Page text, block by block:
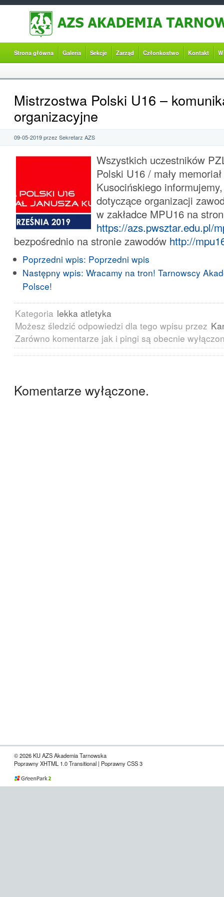
Strona główna Galeria Sekcje Zarząd Członkostwo Kontakt
Mistrzostwa Polski U16 –
organizacyjne
09-05-2019 przez Sekretarz AZS
Wszystkich uczestników
Polski U16 / mały
Kusocińskiego
dotyczące organizacji
w zakładce MPU16 na
https://azs.pwsztar.edu.pl/
bezpośrednio na stronie zawodów http://
Poprzedni wpis: Poprzedni wpis
Następny wpis: Wracamy na tron! Tarnowscy
Polsce!
Kategoria lekka atletyka
Możesz śledzić odpowiedzi dla tego wpisu przez
Zarówno komentarze jak i pingi są obecnie
Komentarze wyłączone.
© 2026 KU AZS Akademia Tarnowska
Poprawny XHTML 1.0 Transitional | Poprawny CSS 3